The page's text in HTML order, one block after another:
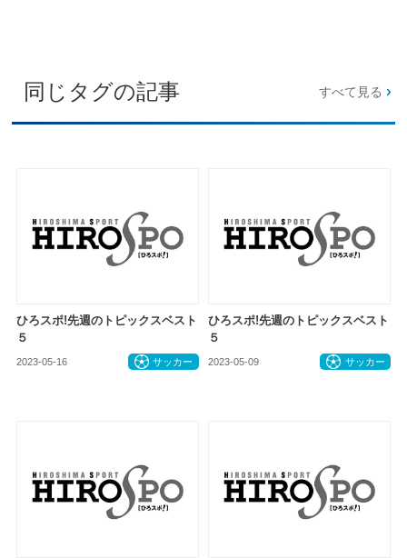
同じタグの記事 すべて見る
ひろスポ!先週のトピックスベスト
５
2023-05-16 サッカー
ひろスポ!先週のトピックスベスト
５
2023-05-09 サッカー